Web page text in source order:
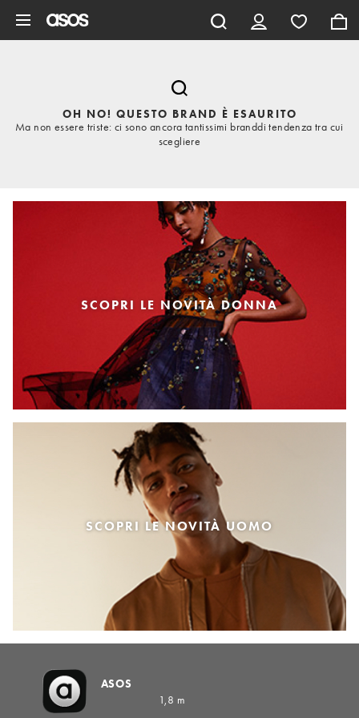
OH NO! QUESTO BRAND È ESAURITO
Ma non essere triste: ci sono ancora tantissimi branddi tendenza tra cui
scegliere
SCOPRI LE NOVITÀ DONNA
SCOPRI LE NOVITÀ UOMO
ASOS
1,8 m